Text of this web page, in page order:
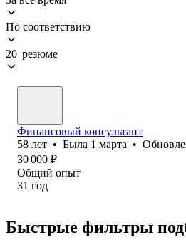
По соответствию
20 резюме
Финансовый консультант
58 лет • Была 1 марта •
30 000 ₽
Общий опыт
31 год
Быстрые фильтры